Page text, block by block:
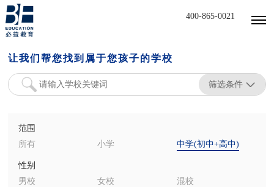
400-865-0021
让我们帮您找到属于您孩子的学校
筛选条件
范围
所有
小学 中学(初中+高中)
性别
男校
女校
混校